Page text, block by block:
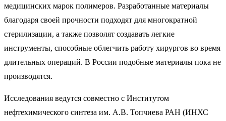
медицинских марок полимеров. Разработанные материалы
благодаря своей прочности подходят для многократной
стерилизации, а также позволят создавать легкие
инструменты, способные облегчить работу хирургов во время
длительных операций. В России подобные материалы пока не
производятся.
Исследования ведутся совместно с Институтом
нефтехимического синтеза им. А.В. Топчиева РАН (ИНХС